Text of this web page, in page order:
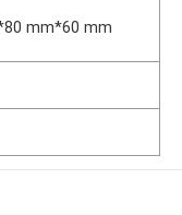
mm*60 mm